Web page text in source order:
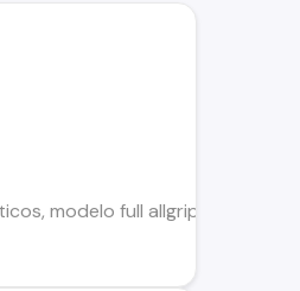
modelo full allgrip, caja